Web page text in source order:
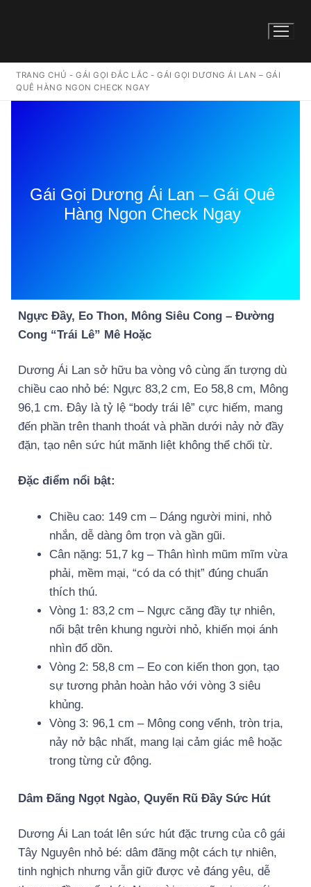
TRANG CHỦ -GÁI GỌI ĐẮC LẮC -GÁI GỌI DƯƠNG ÁI LAN – GÁI
QUÊ HÀNG NGON CHECK NGAY
Gái Gọi Dương Ái Lan – Gái Quê
Hàng Ngon Check Ngay
Ngực Đầy, Eo Thon, Mông Siêu Cong – Đường
Cong “Trái Lê” Mê Hoặc
Dương Ái Lan sở hữu ba vòng vô cùng ấn tượng dù
chiều cao nhỏ bé: Ngực 83,2 cm, Eo 58,8 cm, Mông
96,1 cm. Đây là tỷ lệ “body trái lê” cực hiếm, mang
đến phần trên thanh thoát và phần dưới nảy nở đầy
đặn, tạo nên sức hút mãnh liệt không thể chối từ.
Đặc điểm nổi bật:
Chiều cao: 149 cm – Dáng người mini, nhỏ
nhắn, dễ dàng ôm trọn và gần gũi.
Cân nặng: 51,7 kg – Thân hình mũm mĩm vừa
phải, mềm mại, “có da có thịt” đúng chuẩn
thích thú.
Vòng 1: 83,2 cm – Ngực căng đầy tự nhiên,
nổi bật trên khung người nhỏ, khiến mọi ánh
nhìn đổ dồn.
Vòng 2: 58,8 cm – Eo con kiến thon gọn, tạo
sự tương phản hoàn hảo với vòng 3 siêu
khủng.
Vòng 3: 96,1 cm – Mông cong vểnh, tròn trịa,
nảy nở bậc nhất, mang lại cảm giác mê hoặc
trong từng cử động.
Dâm Đãng Ngọt Ngào, Quyến Rũ Đầy Sức Hút
Dương Ái Lan toát lên sức hút đặc trưng của cô gái
Tây Nguyên nhỏ bé: dâm đãng một cách tự nhiên,
tinh nghịch nhưng vẫn giữ được vẻ đáng yêu, dễ